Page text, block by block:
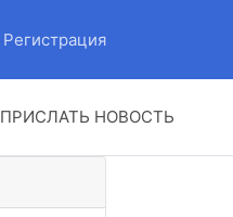
Регистрация
ПРИСЛАТЬ НОВОСТЬ